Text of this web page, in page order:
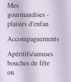
Mes
gourmandises -
plaisirs d'enfan
Accompagnements
Apéritifs/amuses
bouches de fête
ou